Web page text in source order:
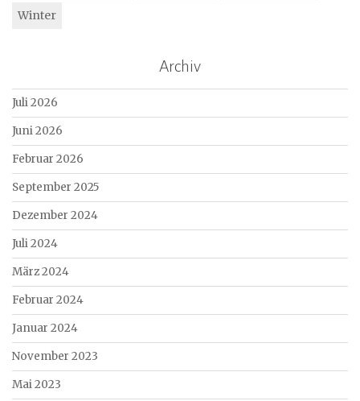
Winter
Archiv
Juli 2026
Juni 2026
Februar 2026
September 2025
Dezember 2024
Juli 2024
März 2024
Februar 2024
Januar 2024
November 2023
Mai 2023